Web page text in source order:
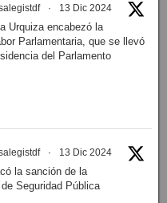
· 13 Dic 2024
Urquiza encabezó la
Parlamentaria, que se llevó
del Parlamento
· 13 Dic 2024
la sanción de la
Seguridad Pública